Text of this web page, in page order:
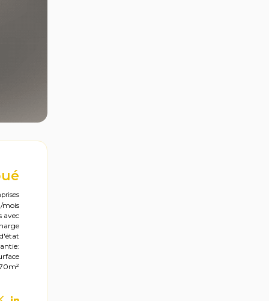
mois
avec